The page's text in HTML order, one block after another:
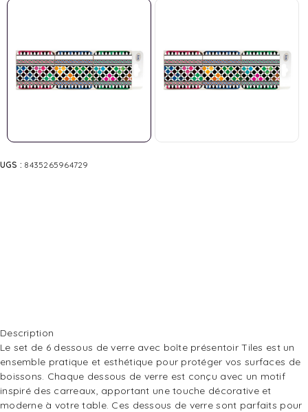
UGS : 8435265964729
Description
Le set de 6 dessous de verre avec boîte présentoir Tiles est un
ensemble pratique et esthétique pour protéger vos surfaces de
boissons. Chaque dessous de verre est conçu avec un motif
inspiré des carreaux, apportant une touche décorative et
moderne à votre table. Ces dessous de verre sont parfaits pour